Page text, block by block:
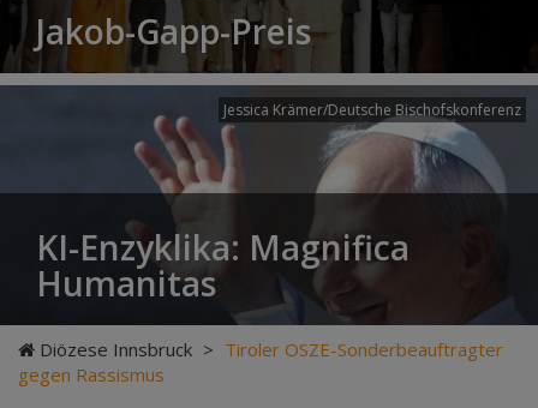
Jakob-Gapp-Preis
Jessica Krämer/Deutsche Bischofskonferenz
KI-Enzyklika: Magnifica
Humanitas
Diözese Innsbruck > Tiroler OSZE-Sonderbeauftragter
gegen Rassismus